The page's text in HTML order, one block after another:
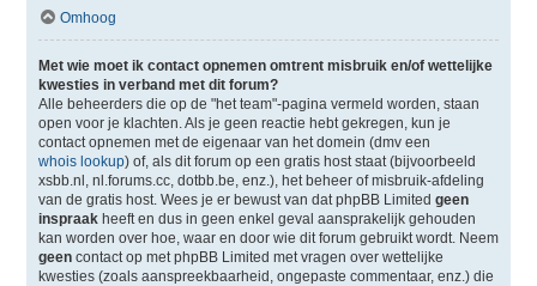
Omhoog
Met wie moet ik contact opnemen omtrent misbruik en/of wettelijke
kwesties in verband met dit forum?
Alle beheerders die op de "het team"-pagina vermeld worden, staan
open voor je klachten. Als je geen reactie hebt gekregen, kun je
contact opnemen met de eigenaar van het domein (dmv een
whois lookup) of, als dit forum op een gratis host staat (bijvoorbeeld
xsbb.nl, nl.forums.cc, dotbb.be, enz.), het beheer of misbruik-afdeling
van de gratis host. Wees je er bewust van dat phpBB Limited geen
inspraakheeft en dus in geen enkel geval aansprakelijk gehouden
kan worden over hoe, waar en door wie dit forum gebruikt wordt. Neem
geencontact op met phpBB Limited met vragen over wettelijke
kwesties (zoals aanspreekbaarheid, ongepaste commentaar, enz.) die